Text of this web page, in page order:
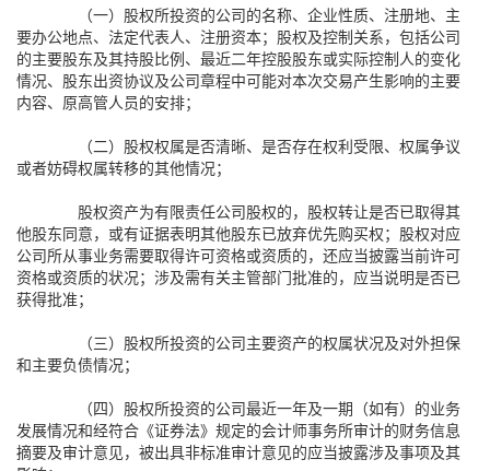
（一）股权所投资的公司的名称、企业性质、注册地、主
要办公地点、法定代表人、注册资本；股权及控制关系，包括公司
的主要股东及其持股比例、最近二年控股股东或实际控制人的变化
情况、股东出资协议及公司章程中可能对本次交易产生影响的主要
内容、原高管人员的安排；
（二）股权权属是否清晰、是否存在权利受限、权属争议
或者妨碍权属转移的其他情况；
股权资产为有限责任公司股权的，股权转让是否已取得其
他股东同意，或有证据表明其他股东已放弃优先购买权；股权对应
公司所从事业务需要取得许可资格或资质的，还应当披露当前许可
资格或资质的状况；涉及需有关主管部门批准的，应当说明是否已
获得批准；
（三）股权所投资的公司主要资产的权属状况及对外担保
和主要负债情况；
（四）股权所投资的公司最近一年及一期（如有）的业务
发展情况和经符合《证券法》规定的会计师事务所审计的财务信息
摘要及审计意见，被出具非标准审计意见的应当披露涉及事项及其